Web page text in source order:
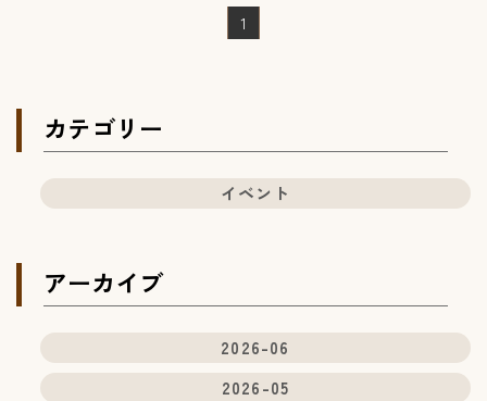
カテゴリー
イベント
アーカイブ
2026-06
2026-05
1